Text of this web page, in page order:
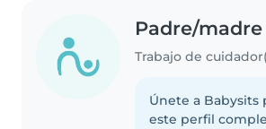
Padre/madre
Únete a Babysits
este perfil